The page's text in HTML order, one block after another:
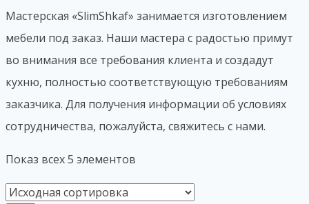
Мастерская «SlimShkaf» занимается изготовлением
мебели под заказ. Наши мастера с радостью примут
во внимания все требования клиента и создадут
кухню, полностью соответствующую требованиям
заказчика. Для получения информации об условиях
сотрудничества, пожалуйста, свяжитесь с нами.
Показ всех 5 элементов